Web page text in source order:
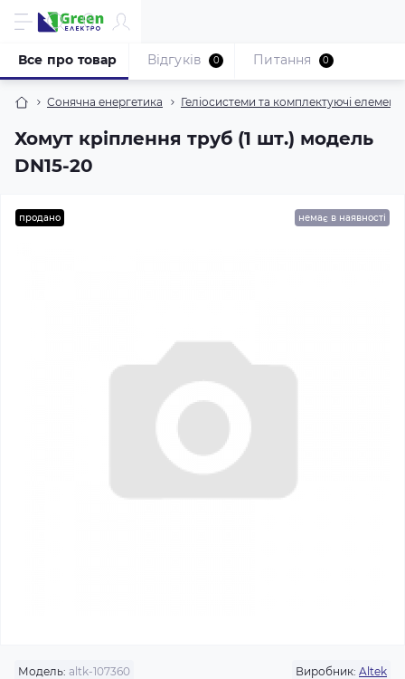
Сонячна енергетика Геліосистеми та комплектуючі
Хомут кріплення труб (1 шт.) модель
DN15-20
Все про товар Відгуків 0 Питання 0
продано немає в наявності
Модель: altk-107360 Виробник: Altek